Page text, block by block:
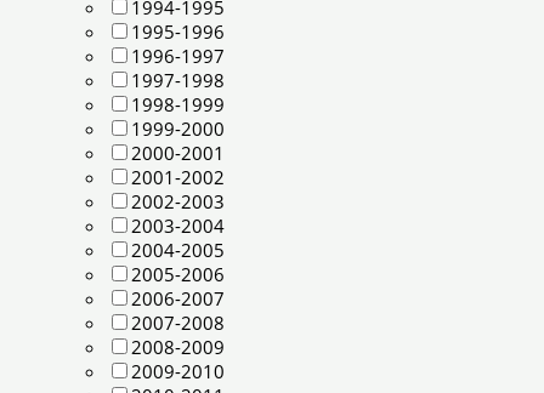
1994-1995
1995-1996
1996-1997
1997-1998
1998-1999
1999-2000
2000-2001
2001-2002
2002-2003
2003-2004
2004-2005
2005-2006
2006-2007
2007-2008
2008-2009
2009-2010